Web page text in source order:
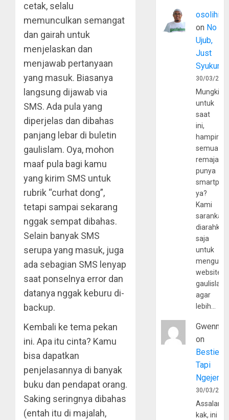
cetak, selalu
memunculkan semangat
dan gairah untuk
menjelaskan dan
menjawab pertanyaan
yang masuk. Biasanya
langsung dijawab via
SMS. Ada pula yang
diperjelas dan dibahas
panjang lebar di buletin
gaulislam. Oya, mohon
maaf pula bagi kamu
yang kirim SMS untuk
rubrik “curhat dong”,
tetapi sampai sekarang
nggak sempat dibahas.
Selain banyak SMS
serupa yang masuk, juga
ada sebagian SMS lenyap
saat ponselnya error dan
datanya nggak keburu di-
backup.
Kembali ke tema pekan
ini. Apa itu cinta? Kamu
bisa dapatkan
penjelasannya di banyak
buku dan pendapat orang.
Saking seringnya dibahas
(entah itu di majalah,
osolihin
on No
Ujub,
Just
Syukur
30/03/
Mungkin
untuk
saat
ini,
hampir
semua
remaja
punya
ya?
Kami
sarankan,
diarahkan
saja
untuk
website
agar
lebih…
Gwenny
on
Bestie
Tapi
30/03/
kak, ini